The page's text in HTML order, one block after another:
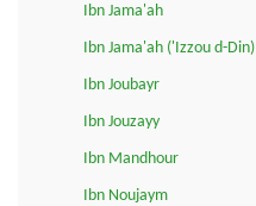
Ibn Jama'ah
Ibn Jama'ah ('Izzou d-Din)
Ibn Joubayr
Ibn Jouzayy
Ibn Mandhour
Ibn Noujaym